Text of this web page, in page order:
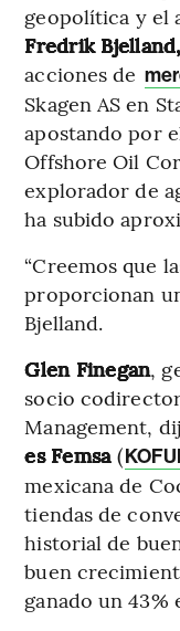
geopolítica y el
Fredrik Bjelland,
acciones de
Skagen AS en
apostando por
Offshore Oil
explorador de
ha subido
“Creemos que
proporcionan
Bjelland.
Glen Finegan,
socio
Management,
es Femsa (
mexicana de
tiendas de
historial de
buen
ganado un 43%